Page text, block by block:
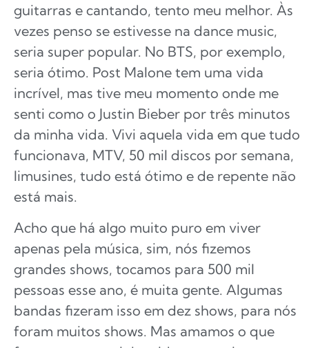
guitarras e cantando, tento meu melhor. Às
vezes penso se estivesse na dance music,
seria super popular. No BTS, por exemplo,
seria ótimo. Post Malone tem uma vida
incrível, mas tive meu momento onde me
senti como o Justin Bieber por três minutos
da minha vida. Vivi aquela vida em que tudo
funcionava, MTV, 50 mil discos por semana,
limusines, tudo está ótimo e de repente não
está mais.
Acho que há algo muito puro em viver
apenas pela música, sim, nós fizemos
grandes shows, tocamos para 500 mil
pessoas esse ano, é muita gente. Algumas
bandas fizeram isso em dez shows, para nós
foram muitos shows. Mas amamos o que